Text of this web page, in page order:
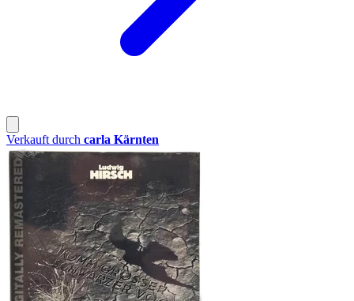
Verkauft durch carla Kärnten